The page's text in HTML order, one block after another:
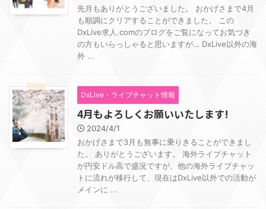
先月もありがとうございました。 おかげさまで4月
も順調にクリアすることができました。 この
DxLive求人.comのブログをご覧になってお気づき
の方もいらっしゃると思いますが… DxLive以外の海
外 ...
DxLive・ライブチャット情報
4月もよろしくお願いいたします!
2024/4/1
おかげさまで3月も無事に乗りきることができまし
た。 ありがとうございます。 海外ライブチャット
が円安ドル高で盛況ですが、他の海外ライブチャッ
トに流れが移行して、現在はDxLive以外での活動が
メインに ...